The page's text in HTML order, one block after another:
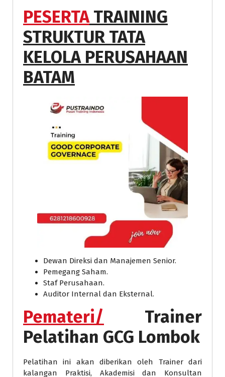
PESERTA TRAINING
STRUKTUR TATA
KELOLA PERUSAHAAN
BATAM
Dewan Direksi dan Manajemen Senior.
Pemegang Saham.
Staf Perusahaan.
Auditor Internal dan Eksternal.
Pemateri/ Trainer
Pelatihan GCG Lombok
Pelatihan ini akan diberikan oleh Trainer dari
kalangan Praktisi, Akademisi dan Konsultan